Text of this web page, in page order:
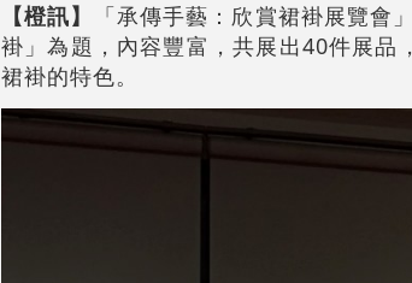
【橙訊】
「承傳手藝：欣賞裙褂展覽會
褂」為題，內容豐富，共展出40件展品
裙褂的特色。